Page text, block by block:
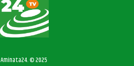
Aminata24. © 2025